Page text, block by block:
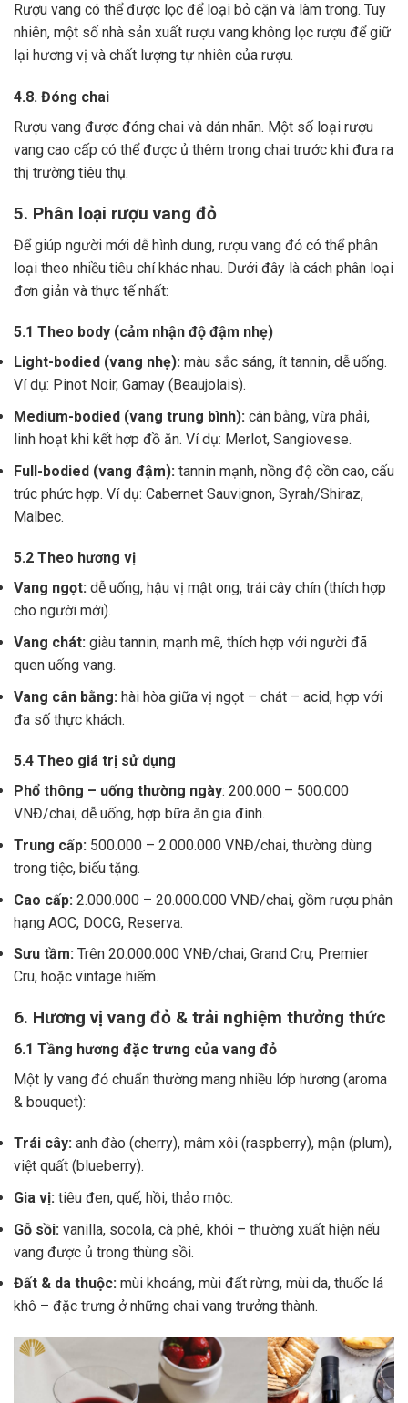
Rượu vang có thể được lọc để loại bỏ cặn và làm trong. Tuy
nhiên, một số nhà sản xuất rượu vang không lọc rượu để giữ
lại hương vị và chất lượng tự nhiên của rượu.
4.8. Đóng chai
Rượu vang được đóng chai và dán nhãn. Một số loại rượu
vang cao cấp có thể được ủ thêm trong chai trước khi đưa ra
thị trường tiêu thụ.
5. Phân loại rượu vang đỏ
Để giúp người mới dễ hình dung, rượu vang đỏ có thể phân
loại theo nhiều tiêu chí khác nhau. Dưới đây là cách phân loại
đơn giản và thực tế nhất:
5.1 Theo body (cảm nhận độ đậm nhẹ)
Light-bodied (vang nhẹ): màu sắc sáng, ít tannin, dễ uống.
Ví dụ: Pinot Noir, Gamay (Beaujolais).
Medium-bodied (vang trung bình): cân bằng, vừa phải,
linh hoạt khi kết hợp đồ ăn. Ví dụ: Merlot, Sangiovese.
Full-bodied (vang đậm): tannin mạnh, nồng độ cồn cao, cấu
trúc phức hợp. Ví dụ: Cabernet Sauvignon, Syrah/Shiraz,
Malbec.
5.2 Theo hương vị
Vang ngọt: dễ uống, hậu vị mật ong, trái cây chín (thích hợp
cho người mới).
Vang chát: giàu tannin, mạnh mẽ, thích hợp với người đã
quen uống vang.
Vang cân bằng: hài hòa giữa vị ngọt – chát – acid, hợp với
đa số thực khách.
5.4 Theo giá trị sử dụng
Phổ thông – uống thường ngày: 200.000 – 500.000
VNĐ/chai, dễ uống, hợp bữa ăn gia đình.
Trung cấp: 500.000 – 2.000.000 VNĐ/chai, thường dùng
trong tiệc, biếu tặng.
Cao cấp: 2.000.000 – 20.000.000 VNĐ/chai, gồm rượu phân
hạng AOC, DOCG, Reserva.
Sưu tầm: Trên 20.000.000 VNĐ/chai, Grand Cru, Premier
Cru, hoặc vintage hiếm.
6. Hương vị vang đỏ & trải nghiệm thưởng thức
6.1 Tầng hương đặc trưng của vang đỏ
Một ly vang đỏ chuẩn thường mang nhiều lớp hương (aroma
& bouquet):
Trái cây: anh đào (cherry), mâm xôi (raspberry), mận (plum),
việt quất (blueberry).
Gia vị: tiêu đen, quế, hồi, thảo mộc.
Gỗ sồi: vanilla, socola, cà phê, khói – thường xuất hiện nếu
vang được ủ trong thùng sồi.
Đất & da thuộc: mùi khoáng, mùi đất rừng, mùi da, thuốc lá
khô – đặc trưng ở những chai vang trưởng thành.